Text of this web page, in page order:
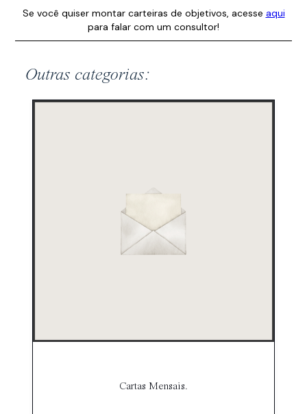
Se você quiser montar carteiras de objetivos, acesse aqui
para falar com um consultor!
Outras categorias:
Cartas Mensais.